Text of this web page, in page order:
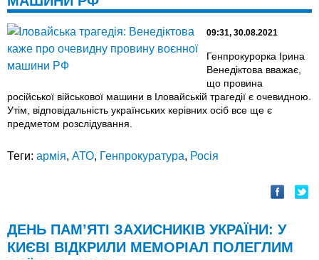
09:31, 30.08.2021
Генпрокурорка Ірина
Венедіктова вважає,
що провина
російської військової машини в Іловайській трагедії є очевидною.
Утім, відповідальність українських керівних осіб все ще є
предметом розслідування.
Теги: армія, АТО, Генпрокуратура, Росія
ДЕНЬ ПАМ’ЯТІ ЗАХИСНИКІВ УКРАЇНИ: У
КИЄВІ ВІДКРИЛИ МЕМОРІАЛ ПОЛЕГЛИМ